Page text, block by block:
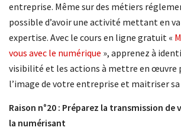
entreprise. Même sur des métiers
possible d’avoir une activité mettant en
expertise. Avec le cours en ligne gratuit «
vous avec le numérique », apprenez à
visibilité et les actions à mettre en œuvre
l’image de votre entreprise et maitriser
Raison n°20 : Préparez la transmission
la numérisant